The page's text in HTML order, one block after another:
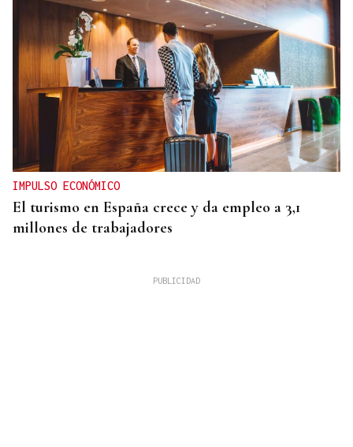
IMPULSO ECONÓMICO
El turismo en España crece y da empleo a 3,1
millones de trabajadores